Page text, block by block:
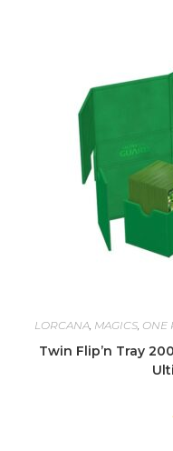
LORCANA, MAGICS, ONE
Twin Flip’n Tray